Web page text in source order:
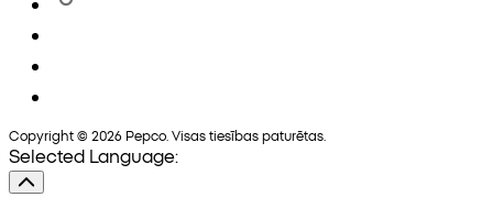
Copyright © 2026 Pepco. Visas tiesības paturētas.
Selected Language: